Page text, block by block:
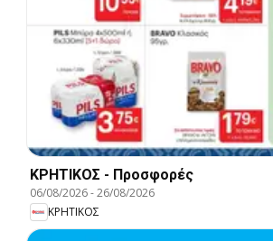
ΚΡΗΤΙΚΟΣ - Προσφορές
06/08/2026-26/08/2026
ΚΡΗΤΙΚΟΣ